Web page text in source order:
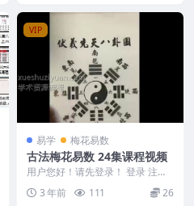
VIP
易学 梅花易数
古法梅花易数 24集课程视频
用户您好！请先登录！ 登录 注册
古法梅花 课程讲解思路清晰 喜欢
梅花的朋友值得...
3 年前 111 26